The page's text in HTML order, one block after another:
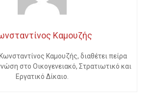
Καμουζής
Καμουζής, διαθέτει πείρα
στο Οικογενειακό, Στρατιωτικό και
Εργατικό Δίκαιο.